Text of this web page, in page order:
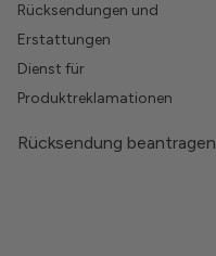
Rücksendungen und
Erstattungen
Dienst für
Produktreklamationen
Rücksendung beantragen